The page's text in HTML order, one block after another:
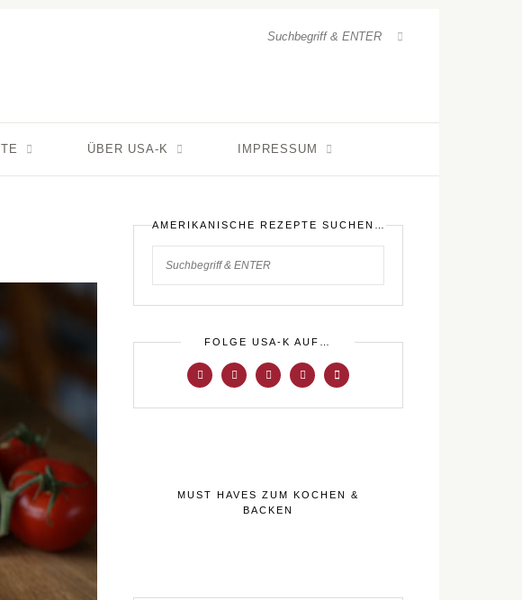
ÜBER USA-K IMPRESSUM
AMERIKANISCHE REZEPTE SUCHEN…
FOLGE USA-K AUF…
MUST HAVES ZUM KOCHEN &
BACKEN